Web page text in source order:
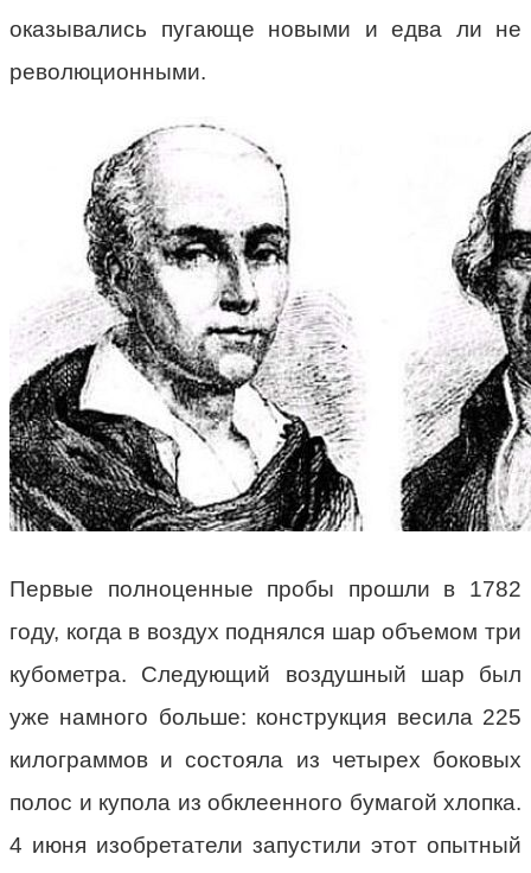
оказывались пугающе новыми и едва ли не
революционными.
Первые полноценные пробы прошли в 1782
году, когда в воздух поднялся шар объемом три
кубометра. Следующий воздушный шар был
уже намного больше: конструкция весила 225
килограммов и состояла из четырех боковых
полос и купола из обклеенного бумагой хлопка.
4 июня изобретатели запустили этот опытный